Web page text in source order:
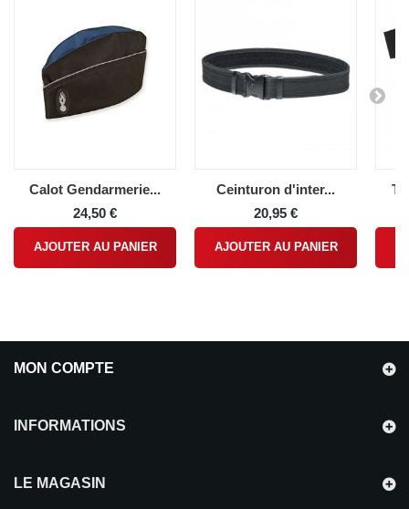
Calot Gendarmerie...
24,50 €
AJOUTER AU PANIER
Ceinturon d'inter...
20,95 €
AJOUTER AU PANIER
MON COMPTE
INFORMATIONS
LE MAGASIN